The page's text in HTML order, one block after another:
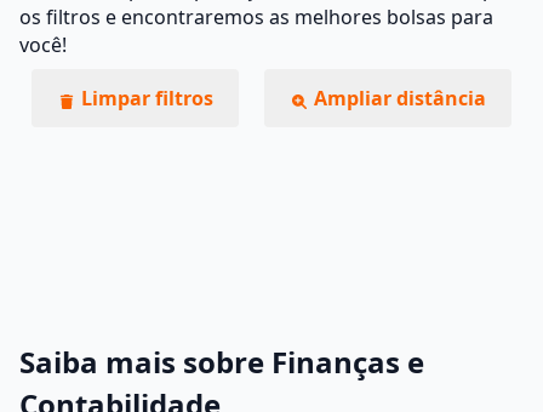
os filtros e encontraremos as melhores bolsas para
você!
Limpar filtros
Ampliar distância
Saiba mais sobre Finanças e